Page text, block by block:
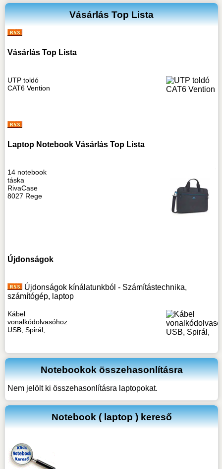
Vásárlás Top Lista
Vásárlás Top Lista
UTP toldó
CAT6 Vention
Laptop Notebook Vásárlás Top Lista
14 notebook
táska
RivaCase
8027 Rege
Újdonságok
Újdonságok kínálatunkból - Számítástechnika,
számítógép, laptop
Kábel
vonalkódolvasóhoz
USB, Spirál,
Notebookok összehasonlításra
Nem jelölt ki összehasonlításra laptopokat.
Notebook ( laptop ) kereső